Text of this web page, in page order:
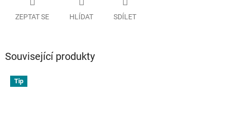
ZEPTAT SE HLÍDAT SDÍLET
Související produkty
Tip